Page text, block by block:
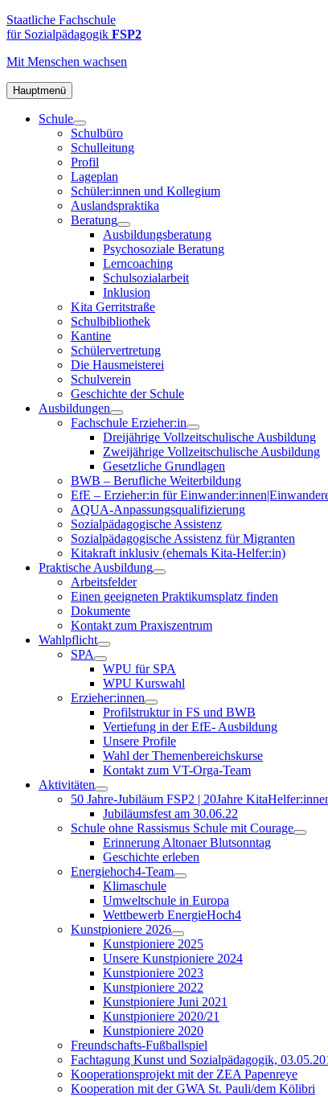
Zum
Inhalt
FSP2
Staatliche
Fachschule
Sozialpädagogik
in
Altona
Staatliche Fachschule
für Sozialpädagogik FSP2
Mit Menschen wachsen
Hauptmenü
Schule
Schulbüro
Schulleitung
Profil
Lageplan
Schüler:innen und Kollegium
Auslandspraktika
Beratung
Ausbildungsberatung
Psychosoziale Beratung
Lerncoaching
Schulsozialarbeit
Inklusion
Kita Gerritstraße
Schulbibliothek
Kantine
Schülervertretung
Die Hausmeisterei
Schulverein
Geschichte der Schule
Ausbildungen
Fachschule Erzieher:in
Dreijährige Vollzeitschulische Ausbildung
Zweijährige Vollzeitschulische Ausbildung
Gesetzliche Grundlagen
BWB – Berufliche Weiterbildung
EfE – Erzieher:in für
AQUA-Anpassungsqualifizierung
Sozialpädagogische Assistenz
Sozialpädagogische Assistenz für Migranten
Kitakraft inklusiv (ehemals Kita-Helfer:in)
Praktische Ausbildung
Arbeitsfelder
Einen geeigneten Praktikumsplatz finden
Dokumente
Kontakt zum Praxiszentrum
Wahlpflicht
SPA
WPU für SPA
WPU Kurswahl
Erzieher:innen
Profilstruktur in FS und BWB
Vertiefung in der EfE- Ausbildung
Unsere Profile
Wahl der Themenbereichskurse
Kontakt zum VT-Orga-Team
Aktivitäten
50 Jahre-Jubiläum FSP2 | 20Jahre
Jubiläumsfest am 30.06.22
Schule ohne Rassismus Schule mit Courage
Erinnerung Altonaer Blutsonntag
Geschichte erleben
Energiehoch4-Team
Klimaschule
Umweltschule in Europa
Wettbewerb EnergieHoch4
Kunstpioniere 2026
Kunstpioniere 2025
Unsere Kunstpioniere 2024
Kunstpioniere 2023
Kunstpioniere 2022
Kunstpioniere Juni 2021
Kunstpioniere 2020/21
Kunstpioniere 2020
Freundschafts-Fußballspiel
Fachtagung Kunst und Sozialpädagogik,
Kooperationsprojekt mit der ZEA Papenreye
Kooperation mit der GWA St. Pauli/dem Kölibri